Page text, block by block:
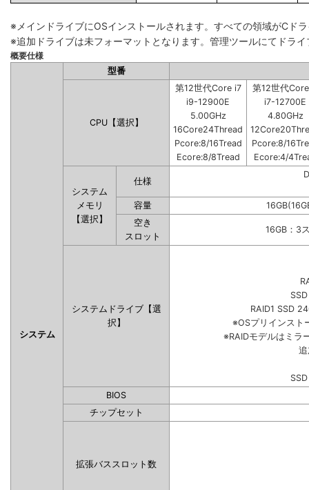
※メインドライブにOSインストールされます。すべての領域がCド
※追加ドライブは未フォーマットとなります。管理ツールにてドラ
概要仕様
システム
型番
CPU【選択】
第12世代Core i7
i9-12900E
5.00GHz
16Core24Thread
Pcore:8/16Tread
Ecore:8/8Tread
第12世代
i7-12700E
4.80GHz
Pcore:8/
Ecore:4/
システム
メモリ
【選択】
仕様
容量
空き
スロット
16GB：3
システムドライブ【選
択】
RAID1 SSD
※OSプリインスト
※RAIDモデルはミラ
BIOS
チップセット
拡張バススロット数